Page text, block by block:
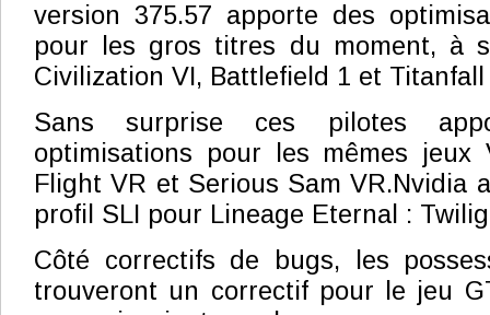
version 375.57 apporte des
pour les gros titres du moment, à
Civilization VI, Battlefield 1 et Titanfall
Sans surprise ces pilotes
optimisations pour les mêmes jeux
Flight VR et Serious Sam VR.Nvidia
profil SLI pour Lineage Eternal :
Côté correctifs de bugs, les
trouveront un correctif pour le jeu